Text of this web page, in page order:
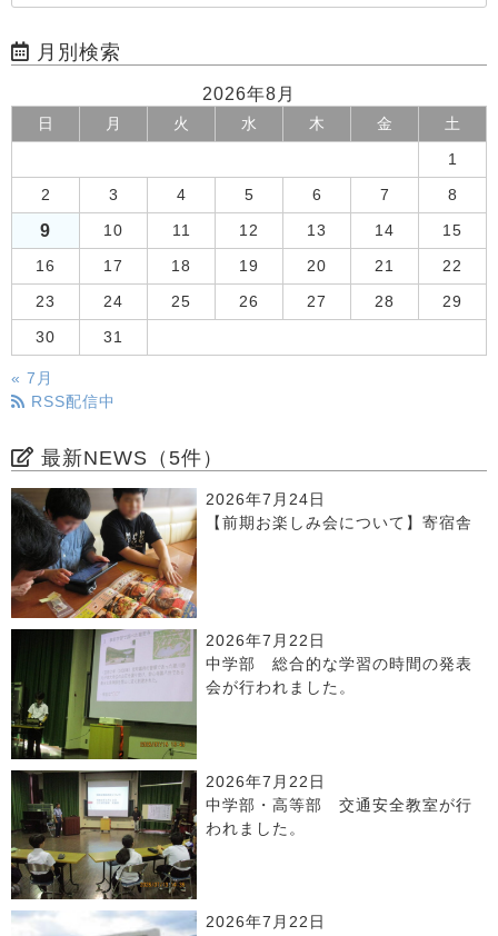
月別検索
2026年8月
日 月 火 水 木 金 土
1
2 3 4 5 6 7 8
9 10 11 12 13 14 15
16 17 18 19 20 21 22
23 24 25 26 27 28 29
30 31
« 7月
RSS配信中
最新NEWS（5件）
2026年7月24日
【前期お楽しみ会について】寄宿舎
2026年7月22日
中学部 総合的な学習の時間の発表
会が行われました。
2026年7月22日
中学部・高等部 交通安全教室が行
われました。
2026年7月22日